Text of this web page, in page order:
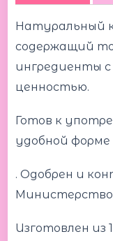
Натуральный
содержащий
ингредиенты
ценностью.
Готов к
удобной форме
. Одобрен и
Изготовлен из